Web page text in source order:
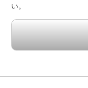
い。